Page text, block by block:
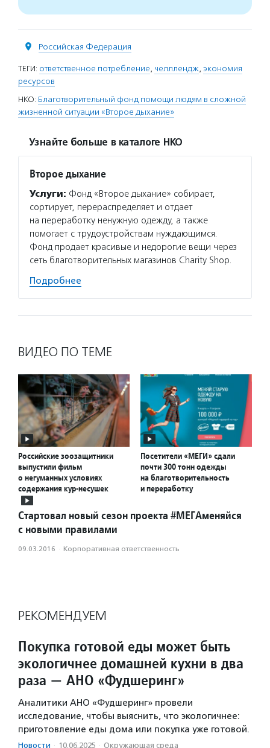
Российская Федерация
ТЕГИ: ответственное потребление, челллендж, экономия
ресурсов
НКО: Благотворительный фонд помощи людям в сложной
жизненной ситуации «Второе дыхание»
Узнайте больше в каталоге НКО
Второе дыхание
Услуги: Фонд «Второе дыхание» собирает,
сортирует, перераспределяет и отдает
на переработку ненужную одежду, а также
помогает с трудоустройствам нуждающимся.
Фонд продает красивые и недорогие вещи через
сеть благотворительных магазинов Charity Shop.
Подробнее
ВИДЕО ПО ТЕМЕ
Российские зоозащитники
выпустили фильм
о негуманных условиях
содержания кур-несушек
Посетители «МЕГИ» сдали
почти 300 тонн одежды
на благотворительность
и переработку
Стартовал новый сезон проекта #МЕГАменяйся
с новыми правилами
09.03.2016 · Корпоративная ответственность
РЕКОМЕНДУЕМ
Покупка готовой еды может быть
экологичнее домашней кухни в два
раза — АНО «Фудшеринг»
Аналитики АНО «Фудшеринг» провели
исследование, чтобы выяснить, что экологичнее:
приготовление еды дома или покупка уже готовой.
Новости · 10.06.2025 · Окружающая среда